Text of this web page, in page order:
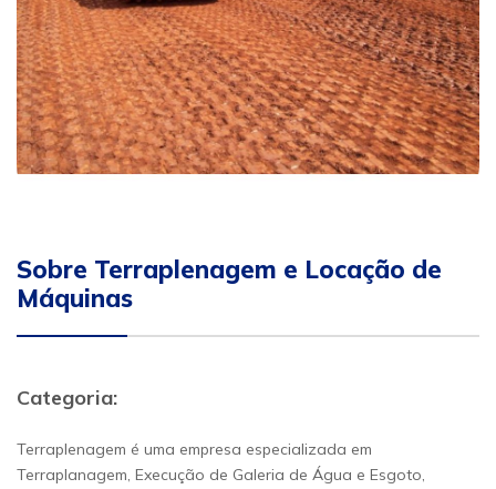
Sobre Terraplenagem e Locação de
Máquinas
Categoria:
Terraplenagem é uma empresa especializada em
Terraplanagem, Execução de Galeria de Água e Esgoto,